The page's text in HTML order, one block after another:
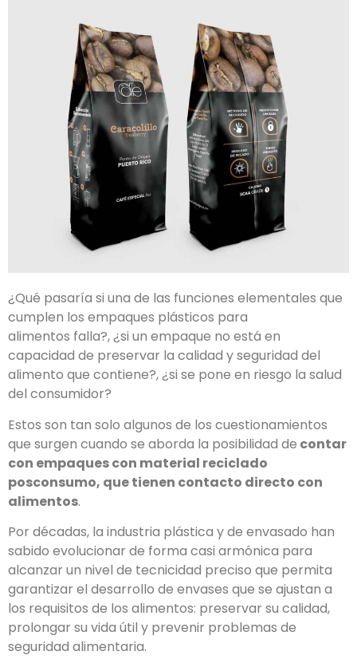
¿Qué pasaría si una de las funcio­nes elementales que
cumplen los empaques plásticos para
alimentos falla?, ¿si un empaque no está en
capacidad de preservar la calidad y seguridad del
alimento que contie­ne?, ¿si se pone en riesgo la salud
del consumidor?
Estos son tan solo algunos de los cuestionamientos
que surgen cuando se aborda la posibilidad de contar
con empaques con material reciclado
posconsumo, que tienen contacto directo con
alimentos.
Por décadas, la industria plástica y de envasado han
sabido evolucionar de forma casi armónica para
alcanzar un nivel de tecnicidad preciso que permita
garantizar el desarrollo de envases que se ajustan a
los requisitos de los alimentos: preservar su calidad,
prolongar su vida útil y prevenir problemas de
seguridad alimentaria.